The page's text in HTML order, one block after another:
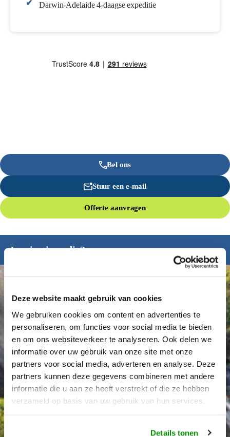
Deze website maakt gebruik van cookies
We gebruiken cookies om content en advertenties te
personaliseren, om functies voor social media te bieden
en om ons websiteverkeer te analyseren. Ook delen we
informatie over uw gebruik van onze site met onze
partners voor social media, adverteren en analyse. Deze
partners kunnen deze gegevens combineren met andere
informatie die u aan ze heeft verstrekt of die ze hebben
verzameld op basis van uw gebruik van hun services.
Details tonen
Darwin-Adelaide 4-daagse expeditie
Bel ons
Stuur een e-mail
Offerte aanvragen
Inspiratie nodig?